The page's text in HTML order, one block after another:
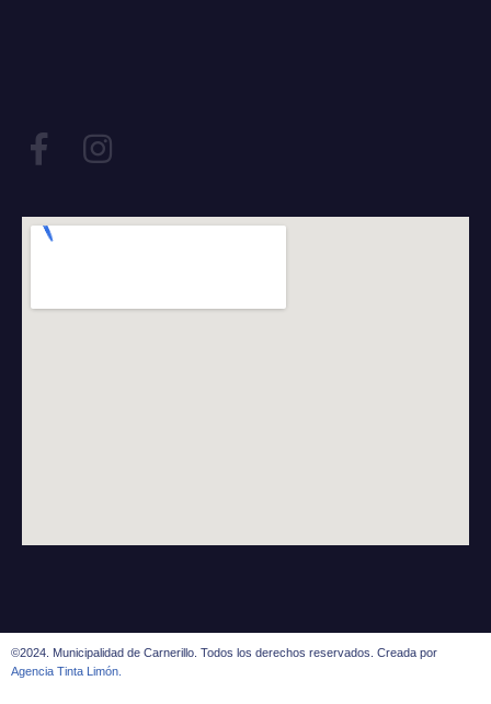
©2024. Municipalidad de Carnerillo. Todos los derechos reservados. Creada por
Agencia Tinta Limón.